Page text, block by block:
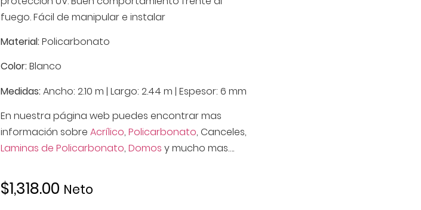
fuego. Fácil de manipular e instalar
Material:Policarbonato
Color:Blanco
Medidas:Ancho: 2.10 m | Largo: 2.44 m | Espesor: 6 mm
En nuestra página web puedes encontrar mas
información sobre Acrílico, Policarbonato, Canceles,
Laminas de Policarbonato, Domos y mucho mas….
$1,318.00 Neto